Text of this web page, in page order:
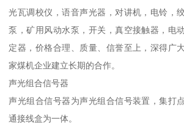
光瓦调校仪，语音声光器，对讲机，电铃，
泵，矿用风动水泵，开关，真空接触器，电
定器，价格合理、质量、信誉至上，深得广
家煤机企业建立长期的合作。
声光组合信号器
声光组合信号器为声光组合信号装置，集打
通接线盒为一体。